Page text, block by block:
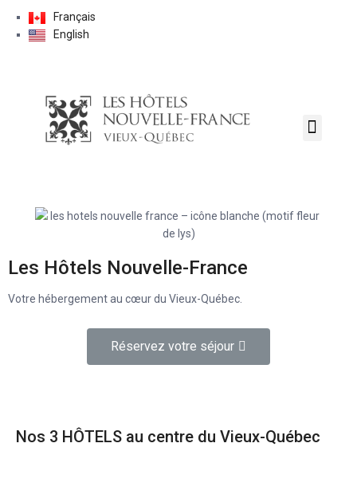
Français
English
Les Hôtels Nouvelle-France
Votre hébergement au cœur du Vieux-Québec.
Réservez votre séjour
Nos 3 HÔTELS au centre du Vieux-Québec